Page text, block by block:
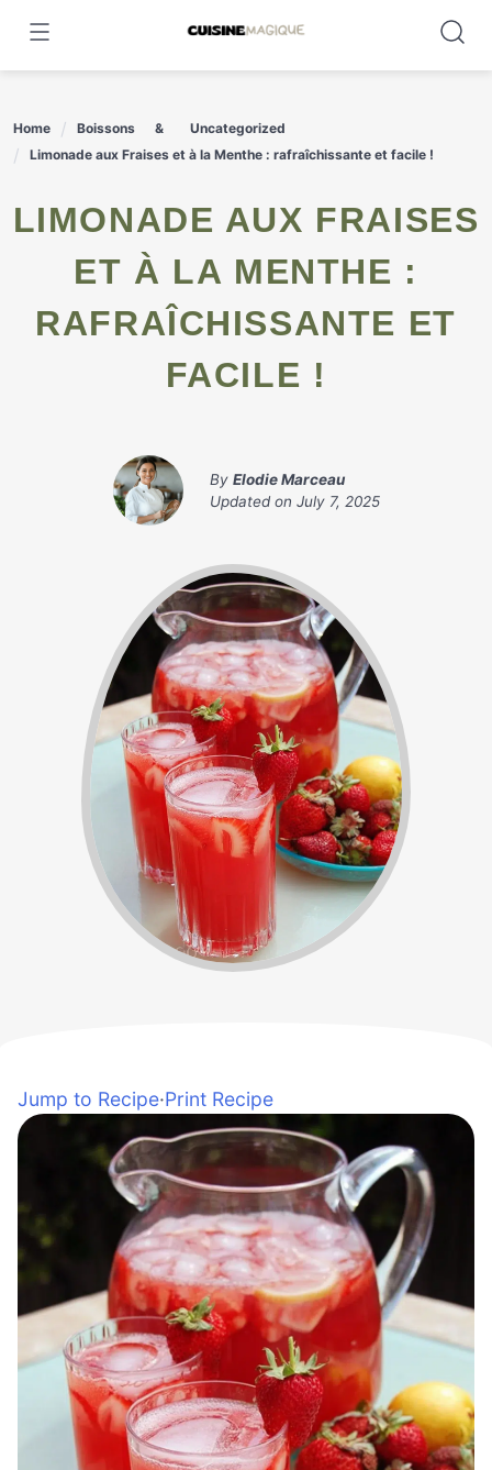
content
Home Boissons
Uncategorized
Limonade aux Fraises et à la Menthe : rafraîchissante et facile !
LIMONADE AUX FRAISES
ET À LA MENTHE :
RAFRAÎCHISSANTE ET
FACILE !
By Elodie Marceau
Updated on July 7, 2025
Jump to Recipe·Print Recipe